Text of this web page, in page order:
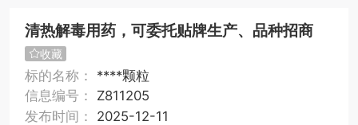
清热解毒用药，可委托贴牌生产、品种招商
收藏
标的名称： ****颗粒
信息编号： Z811205
发布时间： 2025-12-11